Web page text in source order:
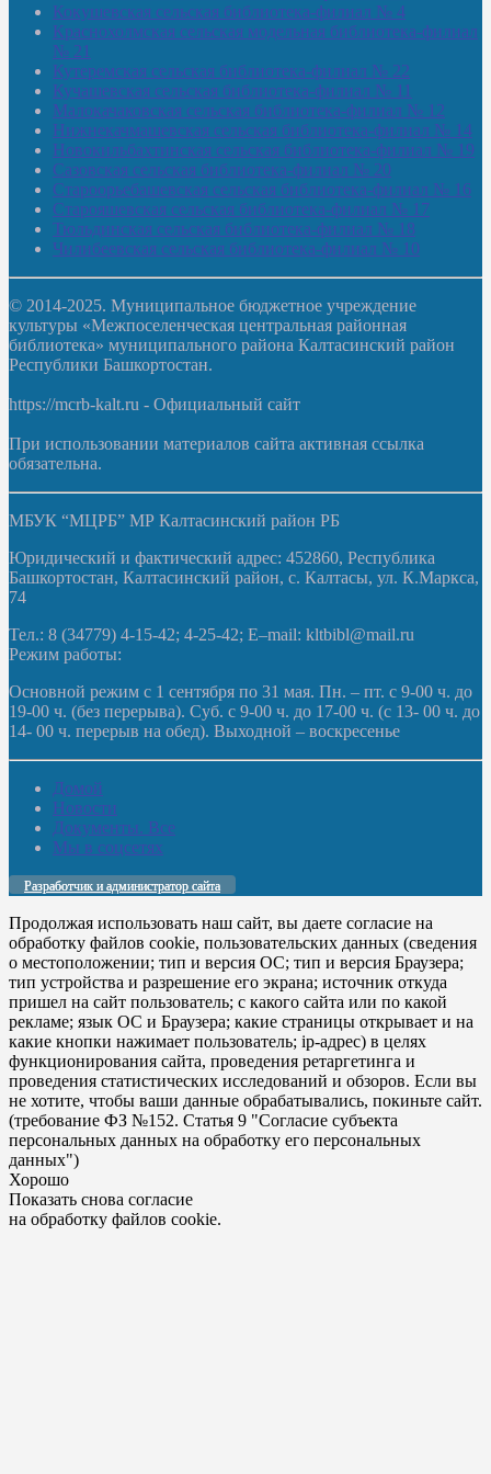
Кокушевская сельская библиотека-филиал № 4
Краснохолмская сельская модельная библиотека-филиал
№ 21
Кутеремская сельская библиотека-филиал № 22
Кучашевская сельская библиотека-филиал № 11
Малокачаковская сельская библиотека-филиал № 12
Нижнекачмашевская сельская библиотека-филиал № 14
Новокильбахтинская сельская библиотека-филиал № 19
Сазовская сельская библиотека-филиал № 20
Староорьебашевская сельская библиотека-филиал № 16
Старояшевская сельская библиотека-филиал № 17
Тюльдинская сельская библиотека-филиал № 18
Чилибеевская сельская библиотека-филиал № 10
© 2014-2025. Муниципальное бюджетное учреждение
культуры «Межпоселенческая центральная районная
библиотека» муниципального района Калтасинский район
Республики Башкортостан.
https://mcrb-kalt.ru - Официальный сайт
При использовании материалов сайта активная ссылка
обязательна.
МБУК “МЦРБ” МР Калтасинский район РБ
Юридический и фактический адрес: 452860, Республика
Башкортостан, Калтасинский район, с. Калтасы, ул. К.Маркса,
74
Тел.: 8 (34779) 4-15-42; 4-25-42; E–mail: kltbibl@mail.ru
Режим работы:
Основной режим с 1 сентября по 31 мая. Пн. – пт. с 9-00 ч. до
19-00 ч. (без перерыва). Суб. с 9-00 ч. до 17-00 ч. (с 13- 00 ч. до
14- 00 ч. перерыв на обед). Выходной – воскресенье
Домой
Новости
Документы. Все
Мы в соцсетях
Разработчик и администратор сайта
Продолжая использовать наш сайт, вы даете согласие на
обработку файлов cookie, пользовательских данных (сведения
о местоположении; тип и версия ОС; тип и версия Браузера;
тип устройства и разрешение его экрана; источник откуда
пришел на сайт пользователь; с какого сайта или по какой
рекламе; язык ОС и Браузера; какие страницы открывает и на
какие кнопки нажимает пользователь; ip-адрес) в целях
функционирования сайта, проведения ретаргетинга и
проведения статистических исследований и обзоров. Если вы
не хотите, чтобы ваши данные обрабатывались, покиньте сайт.
(требование ФЗ №152. Статья 9 "Согласие субъекта
персональных данных на обработку его персональных
данных")
Хорошо
Показать снова согласие
на обработку файлов cookie.